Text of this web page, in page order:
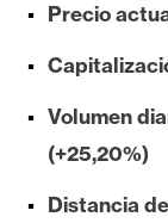
E
t
e
r
u
Precio
Volumen
(+25,20%)
Distancia